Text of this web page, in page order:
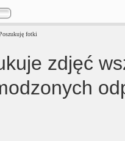
fotki
zdjęć